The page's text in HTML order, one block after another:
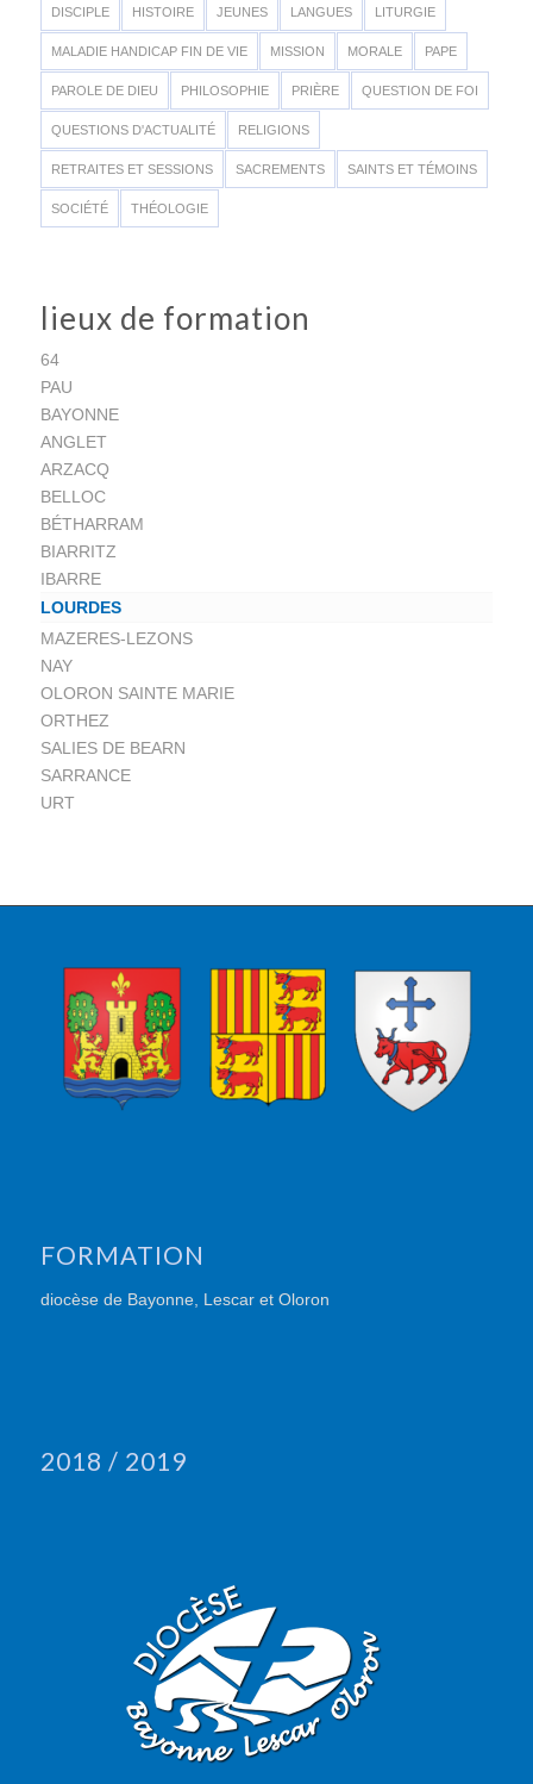
DISCIPLE HISTOIRE JEUNES LANGUES LITURGIE
MALADIE HANDICAP FIN DE VIE MISSION MORALE PAPE
PAROLE DE DIEU PHILOSOPHIE PRIÈRE QUESTION DE FOI
QUESTIONS D'ACTUALITÉ RELIGIONS
RETRAITES ET SESSIONS SACREMENTS SAINTS ET TÉMOINS
SOCIÉTÉ THÉOLOGIE
lieux de formation
64
PAU
BAYONNE
ANGLET
ARZACQ
BELLOC
BÉTHARRAM
BIARRITZ
IBARRE
LOURDES
MAZERES-LEZONS
NAY
OLORON SAINTE MARIE
ORTHEZ
SALIES DE BEARN
SARRANCE
URT
FORMATION
diocèse de Bayonne, Lescar et Oloron
2018 / 2019